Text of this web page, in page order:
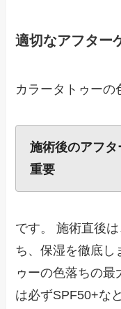
適切なアフター
カラータトゥーの
施術後のアフ
重要
です。 施術直後
ち、保湿を徹底し
ゥーの色落ちの
は必ずSPF50+な